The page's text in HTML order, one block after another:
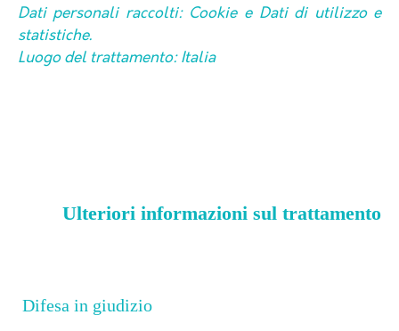
Dati personali raccolti: Cookie e Dati di utilizzo e
statistiche.
Luogo del trattamento: Italia
Ulteriori informazioni sul trattamento
Difesa in giudizio